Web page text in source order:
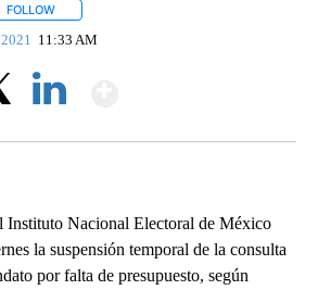
FOLLOW
11:33 AM
Nacional Electoral de México
la suspensión temporal de la consulta
por falta de presupuesto, según